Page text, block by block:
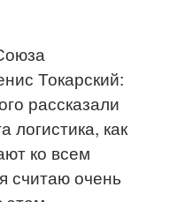
Токарский:
рассказали
логистика, как
ко всем
считаю очень